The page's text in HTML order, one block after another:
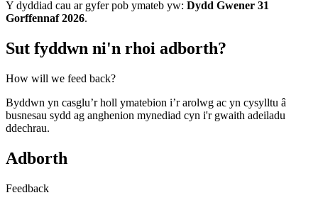
Y dyddiad cau ar gyfer pob ymateb yw: Dydd Gwener 31
Gorffennaf 2026.
Sut fyddwn ni'n rhoi adborth?
How will we feed back?
Byddwn yn casglu’r holl ymatebion i’r arolwg ac yn cysylltu â
busnesau sydd ag anghenion mynediad cyn i'r gwaith adeiladu
ddechrau.
Adborth
Feedback